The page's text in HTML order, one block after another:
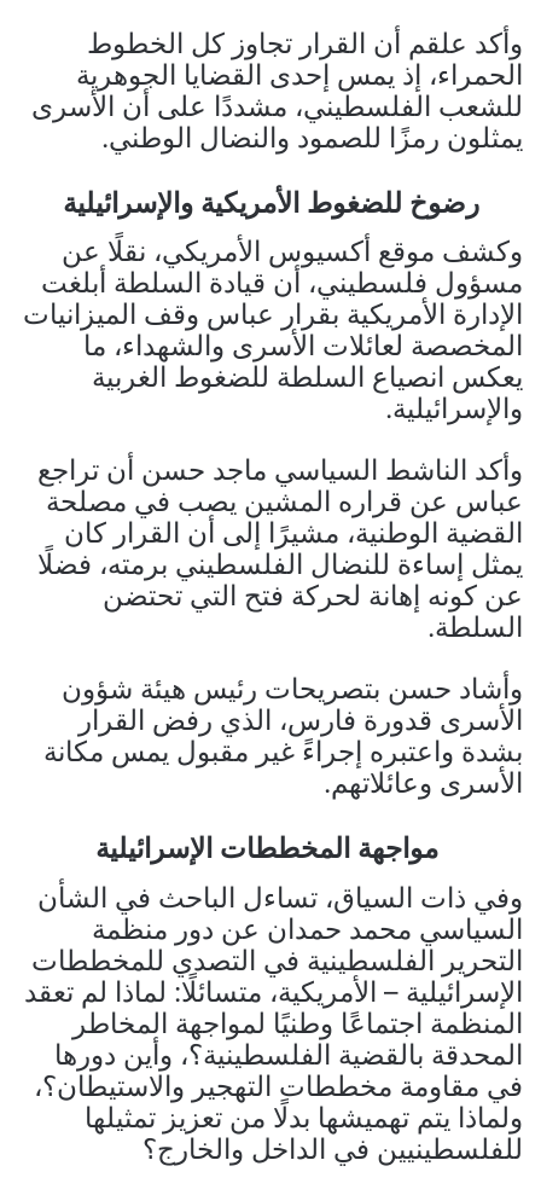
وأكد علقم أن القرار تجاوز كل الخطوط
الحمراء، إذ يمس إحدى القضايا الجوهرية
للشعب الفلسطيني، مشددًا على أن الأسرى
يمثلون رمزًا للصمود والنضال الوطني.
رضوخ للضغوط الأمريكية والإسرائيلية
وكشف موقع أكسيوس الأمريكي، نقلًا عن
مسؤول فلسطيني، أن قيادة السلطة أبلغت
الإدارة الأمريكية بقرار عباس وقف الميزانيات
المخصصة لعائلات الأسرى والشهداء، ما
يعكس انصياع السلطة للضغوط الغربية
والإسرائيلية.
وأكد الناشط السياسي ماجد حسن أن تراجع
عباس عن قراره المشين يصب في مصلحة
القضية الوطنية، مشيرًا إلى أن القرار كان
يمثل إساءة للنضال الفلسطيني برمته، فضلًا
عن كونه إهانة لحركة فتح التي تحتضن
السلطة.
وأشاد حسن بتصريحات رئيس هيئة شؤون
الأسرى قدورة فارس، الذي رفض القرار
بشدة واعتبره إجراءً غير مقبول يمس مكانة
الأسرى وعائلاتهم.
مواجهة المخططات الإسرائيلية
وفي ذات السياق، تساءل الباحث في الشأن
السياسي محمد حمدان عن دور منظمة
التحرير الفلسطينية في التصدي للمخططات
الإسرائيلية – الأمريكية، متسائلًا: لماذا لم تعقد
المنظمة اجتماعًا وطنيًا لمواجهة المخاطر
المحدقة بالقضية الفلسطينية؟، وأين دورها
في مقاومة مخططات التهجير والاستيطان؟،
ولماذا يتم تهميشها بدلًا من تعزيز تمثيلها
للفلسطينيين في الداخل والخارج؟